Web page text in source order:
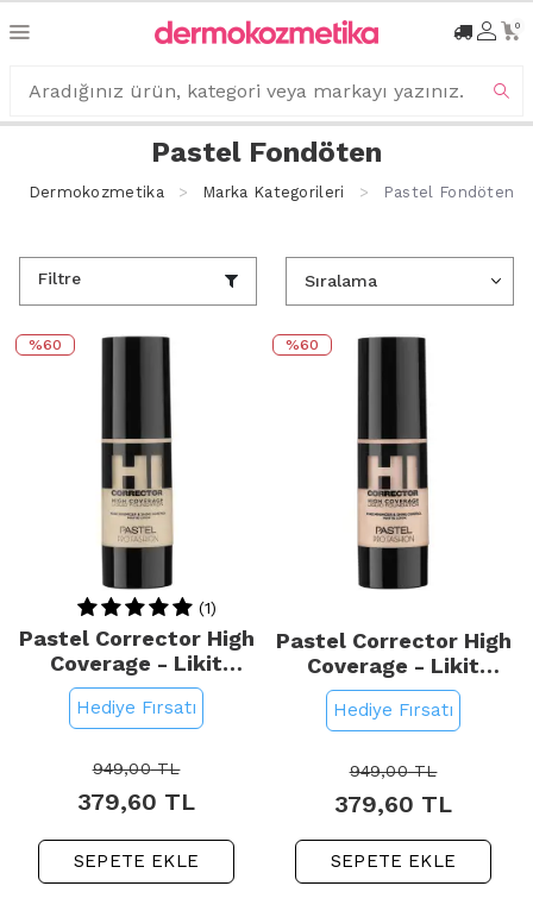
0
Pastel Fondöten
Dermokozmetika Marka Kategorileri Pastel Fondöten
Filtre
%60
(1)
Pastel Corrector High
Coverage - Likit
Fondöten No: 401
Hediye Fırsatı
949,00TL
379,60 TL
SEPETE EKLE
%60
Pastel Corrector High
Coverage - Likit
Fondöten No: 416
Hediye Fırsatı
949,00TL
379,60 TL
SEPETE EKLE